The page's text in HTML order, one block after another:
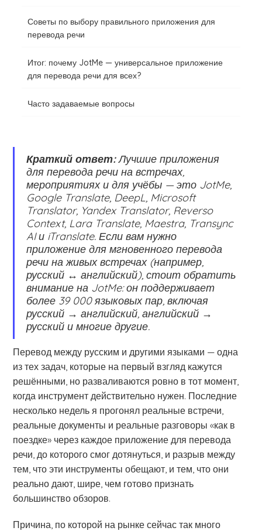
Советы по выбору правильного приложения для
перевода речи
Итог: почему JotMe — универсальное приложение
для перевода речи для всех?
Часто задаваемые вопросы
Краткий ответ:Лучшие приложения
для перевода речи на встречах,
мероприятиях и для учёбы — это JotMe,
Google Translate, DeepL, Microsoft
Translator, Yandex Translator, Reverso
Context, Lara Translate, Maestra, Transync
AI и iTranslate. Если вам нужно
приложение для мгновенного перевода
речи на живых встречах (например,
русский ↔ английский), стоит обратить
внимание на JotMe: он поддерживает
более 39 000 языковых пар, включая
русский → английский, английский →
русский и многие другие.
Перевод между русским и другими языками — одна
из тех задач, которые на первый взгляд кажутся
решёнными, но разваливаются ровно в тот момент,
когда инструмент действительно нужен. Последние
несколько недель я прогонял реальные встречи,
реальные документы и реальные разговоры «как в
поездке» через каждое приложение для перевода
речи, до которого смог дотянуться, и разрыв между
тем, что эти инструменты обещают, и тем, что они
реально дают, шире, чем готово признать
большинство обзоров.
Причина, по которой на рынке сейчас так много